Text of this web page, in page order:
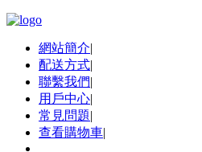
網站簡介|
配送方式|
聯繫我們|
用戶中心|
常見問題|
查看購物車|